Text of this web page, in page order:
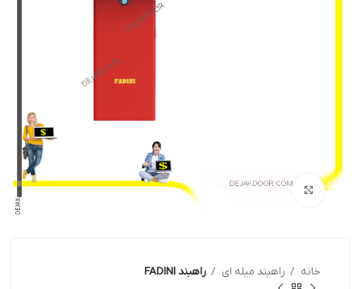
بزرگنمایی تصویر
خانه راهبند میله ای راهبند FADINI